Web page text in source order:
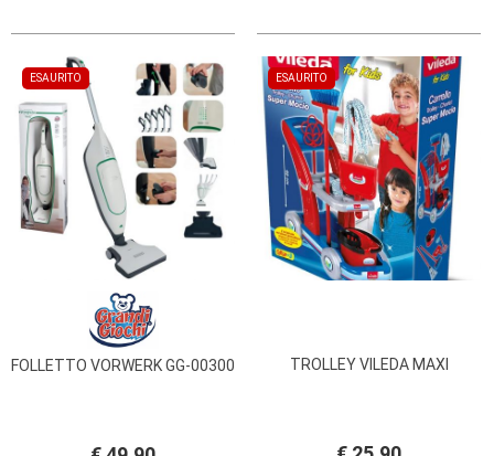
ESAURITO
FOLLETTO VORWERK GG-00300
ESAURITO
TROLLEY VILEDA MAXI